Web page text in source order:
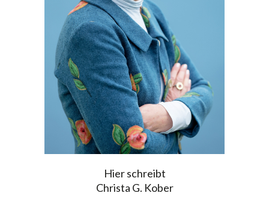
Hier schreibt
Christa G. Kober